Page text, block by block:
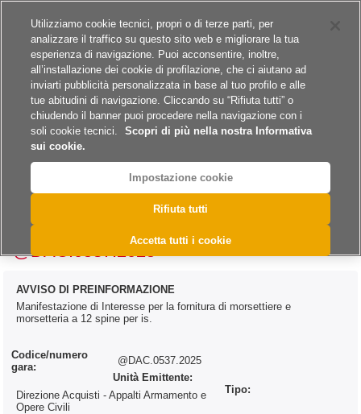
A
@DAC.0537.2025
AVVISO DI PREINFORMAZIONE
Manifestazione di Interesse per la fornitura di morsettiere e
morsetteria a 12 spine per is.
Codice/numero
gara:
@DAC.0537.2025
Unità Emittente:
Direzione Acquisti - Appalti Armamento e
Opere Civili
Tipo:
Utilizziamo cookie tecnici, propri o di terze parti, per
analizzare il traffico su questo sito web e migliorare la tua
esperienza di navigazione. Puoi acconsentire, inoltre,
all’installazione dei cookie di profilazione, che ci aiutano ad
inviarti pubblicità personalizzata in base al tuo profilo e alle
tue abitudini di navigazione. Cliccando su “Rifiuta tutti” o
chiudendo il banner puoi procedere nella navigazione con i
soli cookie tecnici.
Scopri di più nella nostra Informativa
sui cookie.
Impostazione cookie
Rifiuta tutti
Accetta tutti i cookie